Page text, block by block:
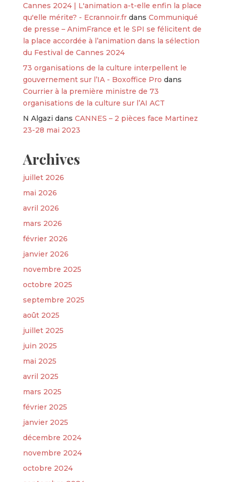
Cannes 2024 | L'animation a-t-elle enfin la place
qu'elle mérite? - Ecrannoir.frdans Communiqué
de presse – AnimFrance et le SPI se félicitent de
la place accordée à l’animation dans la sélection
du Festival de Cannes 2024
73 organisations de la culture interpellent le
gouvernement sur l’IA - Boxoffice Pro dans
Courrier à la première ministre de 73
organisations de la culture sur l’AI ACT
N Algazi dans CANNES – 2 pièces face Martinez
23-28 mai 2023
Archives
juillet 2026
mai 2026
avril 2026
mars 2026
février 2026
janvier 2026
novembre 2025
octobre 2025
septembre 2025
août 2025
juillet 2025
juin 2025
mai 2025
avril 2025
mars 2025
février 2025
janvier 2025
décembre 2024
novembre 2024
octobre 2024